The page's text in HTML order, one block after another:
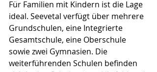
Für Familien mit Kindern ist die Lage
ideal. Seevetal verfügt über mehrere
Grundschulen, eine Integrierte
Gesamtschule, eine Oberschule
sowie zwei Gymnasien. Die
weiterführenden Schulen befinden